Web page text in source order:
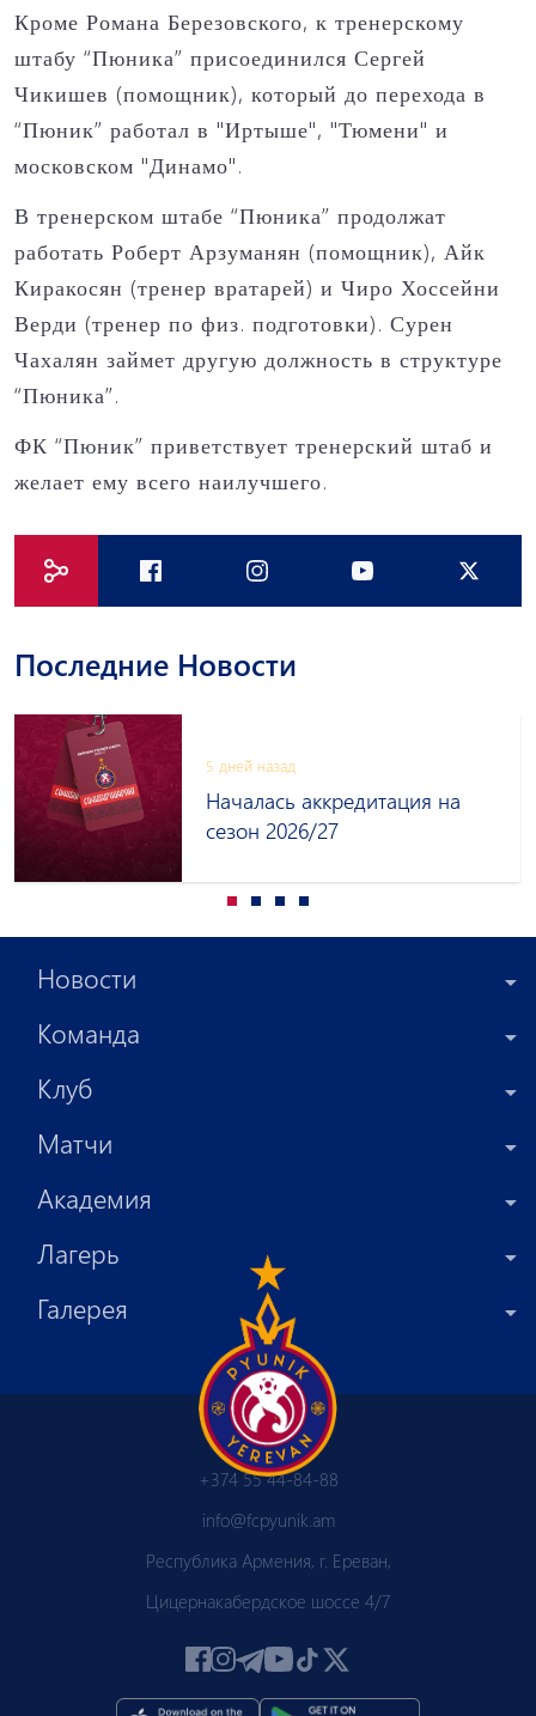
Кроме Романа Березовского, к тренерскому
штабу “Пюника” присоединился Сергей
Чикишев (помощник), который до перехода в
“Пюник” работал в "Иртыше", "Тюмени" и
московском "Динамо".
В тренерском штабе “Пюника” продолжат
работать Роберт Арзуманян (помощник), Айк
Киракосян (тренер вратарей) и Чиро Хоссейни
Верди (тренер по физ. подготовки). Сурен
Чахалян займет другую должность в структуре
“Пюника”.
ФК “Пюник” приветствует тренерский штаб и
желает ему всего наилучшего.
Последние Новости
5 дней назад
Началась аккредитация на
сезон 2026/27
Новости
Команда
Клуб
Матчи
Академия
Лагерь
Галерея
+374 55 44-84-88
info@fcpyunik.am
Республика Армения, г. Ереван,
Цицернакабердское шоссе 4/7